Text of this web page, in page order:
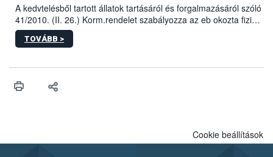
A kedvtelésből tartott állatok tartásáról és forgalmazásáról szóló
41/2010. (II. 26.) Korm.rendelet szabályozza az eb okozta fizikai
sérülés, illetve ennek veszélye keletkezésekor felmerülő
hatósági feladatokat, valamint a veszélyes eb tartását és annak
vonni az ebek viselkedésének megítélésében jártas szakértőt.
TOVÁBB >
Cookie beállítások